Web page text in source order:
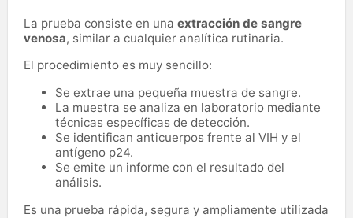
La prueba consiste en una extracción de sangre
venosa, similar a cualquier analítica rutinaria.
El procedimiento es muy sencillo:
Se extrae una pequeña muestra de sangre.
La muestra se analiza en laboratorio mediante
técnicas específicas de detección.
Se identifican anticuerpos frente al VIH y el
antígeno p24.
Se emite un informe con el resultado del
análisis.
Es una prueba rápida, segura y ampliamente utilizada